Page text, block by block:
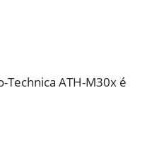
Technica ATH-M30x é